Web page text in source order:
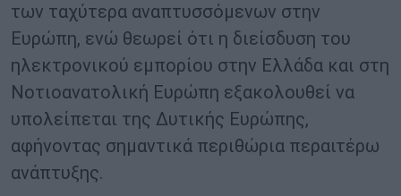
των ταχύτερα αναπτυσσόμενων στην
Ευρώπη, ενώ θεωρεί ότι η διείσδυση του
ηλεκτρονικού εμπορίου στην Ελλάδα και στη
Νοτιοανατολική Ευρώπη εξακολουθεί να
υπολείπεται της Δυτικής Ευρώπης,
αφήνοντας σημαντικά περιθώρια περαιτέρω
ανάπτυξης.